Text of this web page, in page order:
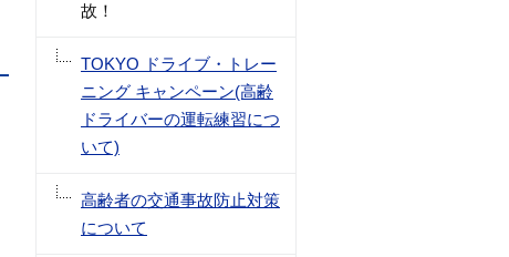
故！
TOKYO ドライブ・トレー
ニング キャンペーン(高齢
ドライバーの運転練習につ
いて)
高齢者の交通事故防止対策
について